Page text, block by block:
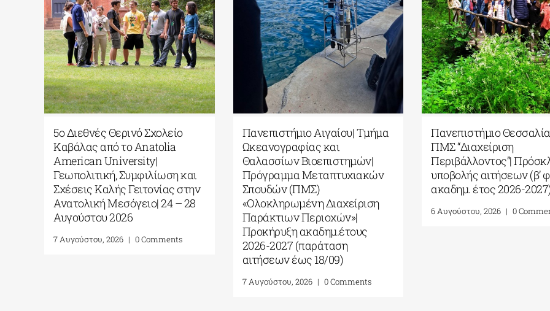
Πανεπιστήμιο Θεσσαλίας|
ΠΜΣ “Διαχείριση
Περιβάλλοντος”| Πρόσκληση
υποβολής αιτήσεων (β’ φάση,
ακαδημ. έτος 2026-2027)
6 Αυγούστου, 2026 | 0 Comments
ΠΜΣ «Μουσική Εκπαίδευση σε
Τυπικά και Άτυπα
Περιβάλλοντα» από το ΕΚΠΑ
4 Αυγούστου, 2026 | 0 Comments
5ο Διεθνές Θερινό Σχολείο
Καβάλας από το Αnatolia
American University|
Γεωπολιτική, Συμφιλίωση
Σχέσεις Καλής Γειτονίας
Αυγούστου 2026